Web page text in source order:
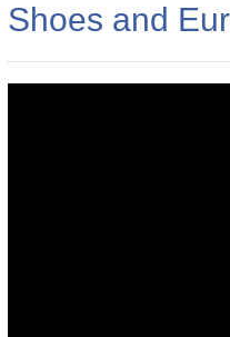
Shoes and